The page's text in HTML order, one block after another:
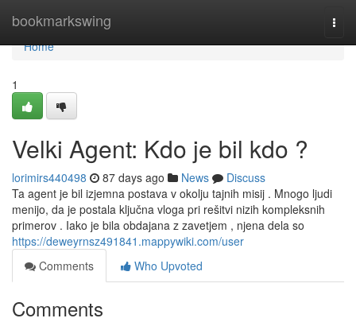
bookmarkswing
Home
Home
1
Velki Agent: Kdo je bil kdo ?
lorimirs440498 87 days ago News
Discuss
Ta agent je bil izjemna postava v okolju tajnih misij . Mnogo ljudi
menijo, da je postala ključna vloga pri rešitvi nizih kompleksnih
primerov . Iako je bila obdajana z zavetjem , njena dela so
https://deweyrnsz491841.mappywiki.com/user
Comments
Who Upvoted
Comments